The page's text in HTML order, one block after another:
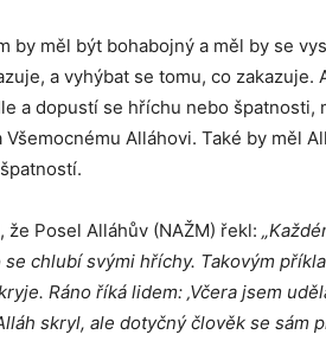
by měl být bohabojný a měl by se
a vyhýbat se tomu, co zakazuje.
a dopustí se hříchu nebo špatnosti,
Alláhovi. Také by měl
že Posel Alláhův (NAŽM) řekl:
chlubí svými hříchy. Takovým
Ráno říká lidem: ‚Včera jsem
skryl, ale dotyčný člověk se sám